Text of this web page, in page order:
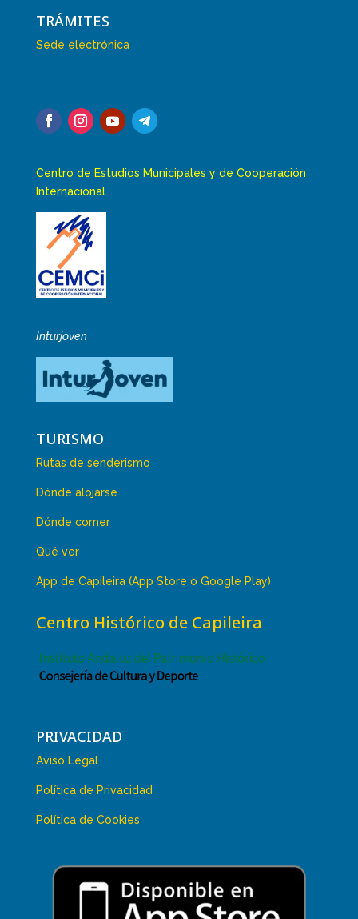
TRÁMITES
Sede electrónica
Centro de Estudios Municipales y de Cooperación
Internacional
Inturjoven
TURISMO
Rutas de senderismo
Dónde alojarse
Dónde comer
Qué ver
App de Capileira (App Store o Google Play)
Centro Histórico de Capileira
PRIVACIDAD
Aviso Legal
Política de Privacidad
Política de Cookies